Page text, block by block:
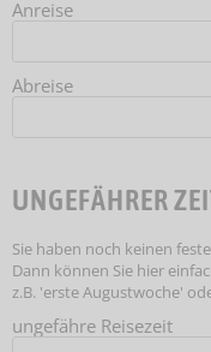
Anreise
Abreise
UNGEFÄHRER
Sie haben noch keinen
Dann können Sie hier
z.B. 'erste Augustwoche'
ungefähre Reisezeit